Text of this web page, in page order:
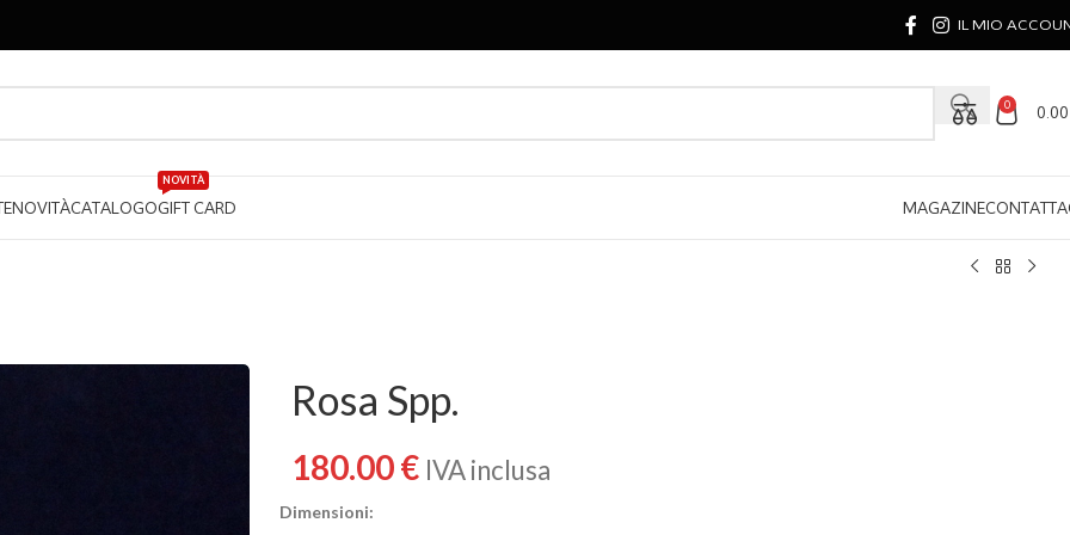
IL MIO
0
NOVITÀCATALOGOGIFT CARD
NOVITÀ
MAGAZINE
Rosa Spp.
180.00€ IVA inclusa
Dimensioni: